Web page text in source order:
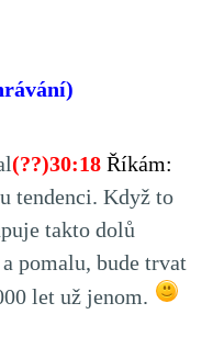
(??)30:18 Říkám:
tendenci. Když to
takto dolů
pomalu, bude trvat
let už jenom.